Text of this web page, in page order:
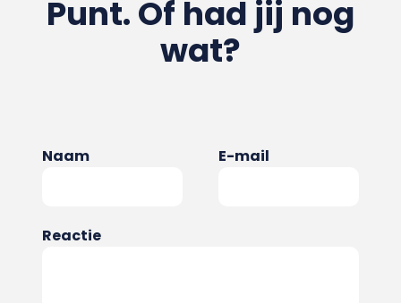
Punt. Of had jij nog
wat?
Naam E-mail
Reactie